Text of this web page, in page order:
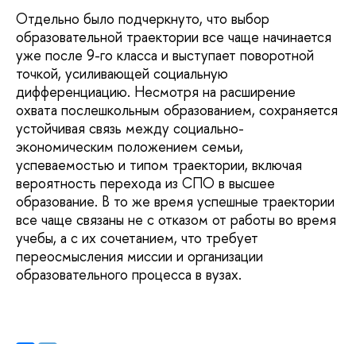
Отдельно было подчеркнуто, что выбор
образовательной траектории все чаще начинается
уже после 9-го класса и выступает поворотной
точкой, усиливающей социальную
дифференциацию. Несмотря на расширение
охвата послешкольным образованием, сохраняется
устойчивая связь между социально-
экономическим положением семьи,
успеваемостью и типом траектории, включая
вероятность перехода из СПО в высшее
образование. В то же время успешные траектории
все чаще связаны не с отказом от работы во время
учебы, а с их сочетанием, что требует
переосмысления миссии и организации
образовательного процесса в вузах.